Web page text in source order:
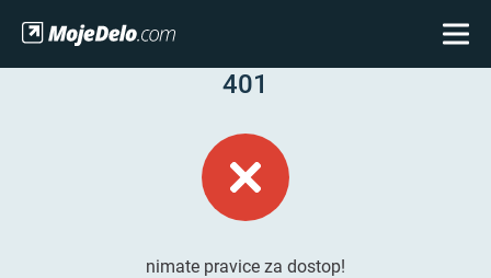
401
nimate pravice za dostop!